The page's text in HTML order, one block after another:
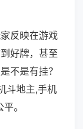
反映在游戏
好牌，甚至
不是有挂？
斗地主,手机
。